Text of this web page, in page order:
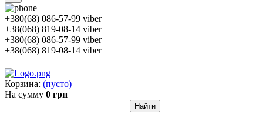
+380(68) 086-57-99 viber
+38(068) 819-08-14 viber
+380(68) 086-57-99 viber
+38(068) 819-08-14 viber
Корзина: (пусто)
На сумму 0 грн